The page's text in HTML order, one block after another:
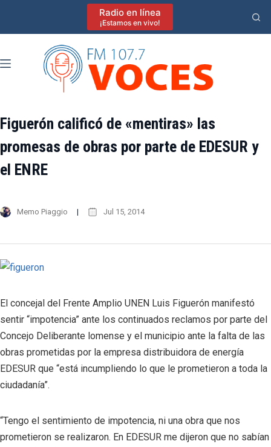
Radio en línea
¡Estamos en vivo!
Figuerón calificó de «mentiras» las
promesas de obras por parte de EDESUR y
el ENRE
Memo Piaggio Jul 15, 2014
El concejal del Frente Amplio UNEN Luis Figuerón manifestó
sentir “impotencia” ante los continuados reclamos por parte del
Concejo Deliberante lomense y el municipio ante la falta de las
obras prometidas por la empresa distribuidora de energía
EDESUR que “está incumpliendo lo que le prometieron a toda la
ciudadanía”.
“Tengo el sentimiento de impotencia, ni una obra que nos
prometieron se realizaron. En EDESUR me dijeron que no sabían